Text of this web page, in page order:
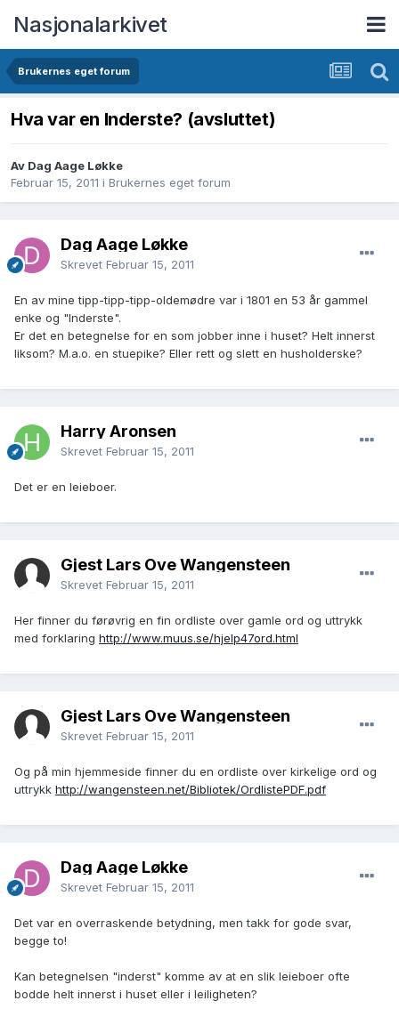
Nasjonalarkivet
Brukernes eget forum
Hva var en Inderste? (avsluttet)
Av Dag Aage Løkke
Februar 15, 2011 i Brukernes eget forum
Dag Aage Løkke
Skrevet Februar 15, 2011
En av mine tipp-tipp-tipp-oldemødre var i 1801 en 53 år gammel
enke og "Inderste".
Er det en betegnelse for en som jobber inne i huset? Helt innerst
liksom? M.a.o. en stuepike? Eller rett og slett en husholderske?
Harry Aronsen
Skrevet Februar 15, 2011
Det er en leieboer.
Gjest Lars Ove Wangensteen
Skrevet Februar 15, 2011
Her finner du førøvrig en fin ordliste over gamle ord og uttrykk
med forklaring http://www.muus.se/hjelp47ord.html
Gjest Lars Ove Wangensteen
Skrevet Februar 15, 2011
Og på min hjemmeside finner du en ordliste over kirkelige ord og
uttrykk http://wangensteen.net/Bibliotek/OrdlistePDF.pdf
Dag Aage Løkke
Skrevet Februar 15, 2011
Det var en overraskende betydning, men takk for gode svar,
begge to!
Kan betegnelsen "inderst" komme av at en slik leieboer ofte
bodde helt innerst i huset eller i leiligheten?